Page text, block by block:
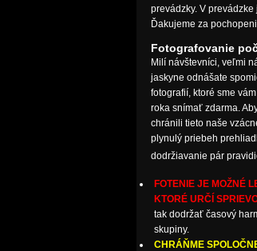
prevádzky. V
Ďakujeme za
Fotografovanie
Milí návštevníci, veľmi
jaskyne odnášate
fotografií, ktoré sme
roka snímať zdarma.
chránili tieto naše
plynulý priebeh
dodržiavanie pár
FOTENIE JE MOŽNÉ
KTORÉ URČÍ
tak dodržať časový
skupiny.
CHRÁŇME